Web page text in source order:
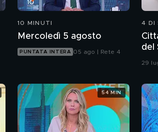
10 MINUTI
Mercoledì 5 agosto
PUNTATA INTERA 05 ago | Rete 4
4 DI
del
29
54 MIN